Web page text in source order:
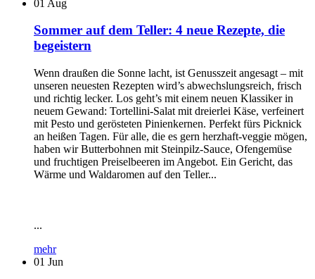
01 Aug
Sommer auf dem Teller: 4 neue Rezepte, die
begeistern
Wenn draußen die Sonne lacht, ist Genusszeit angesagt – mit
unseren neuesten Rezepten wird’s abwechslungsreich, frisch
und richtig lecker. Los geht’s mit einem neuen Klassiker in
neuem Gewand: Tortellini-Salat mit dreierlei Käse, verfeinert
mit Pesto und gerösteten Pinienkernen. Perfekt fürs Picknick
an heißen Tagen. Für alle, die es gern herzhaft-veggie mögen,
haben wir Butterbohnen mit Steinpilz-Sauce, Ofengemüse
und fruchtigen Preiselbeeren im Angebot. Ein Gericht, das
Wärme und Waldaromen auf den Teller...
...
mehr
01 Jun